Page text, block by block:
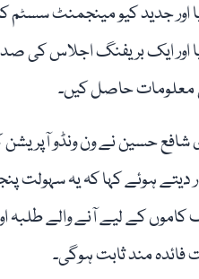
اور جدید کیو مینجمنٹ
اور ایک بریفنگ اجلاس کی
حاصل کیں۔
شافع حسین نے ون ونڈو آپریشن
دیتے ہوئے کہا کہ یہ سہولت
کے لیے آنے والے طلبہ
مند ثابت ہوگی۔